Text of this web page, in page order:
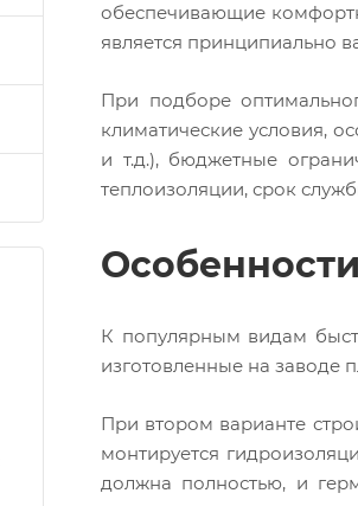
обеспечивающие
является принципиально
При подборе
климатические условия,
и т.д.), бюджетные
теплоизоляции, срок
К популярным видам
изготовленные на заводе
При втором варианте
монтируется
должна полностью, и